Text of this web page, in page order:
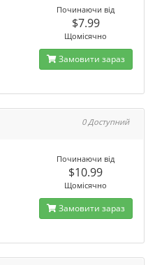
Починаючи від
$7.99
Щомісячно
Замовити зараз
0 Доступний
Починаючи від
$10.99
Щомісячно
Замовити зараз